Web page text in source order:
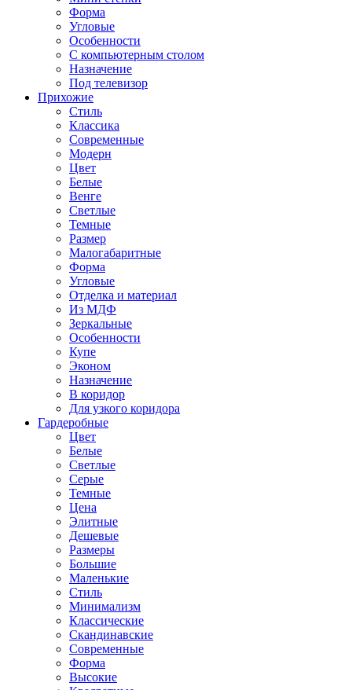
Форма
Угловые
Особенности
С компьютерным столом
Назначение
Под телевизор
Прихожие
Стиль
Классика
Современные
Модерн
Цвет
Белые
Венге
Светлые
Темные
Размер
Малогабаритные
Форма
Угловые
Отделка и материал
Из МДФ
Зеркальные
Особенности
Купе
Эконом
Назначение
В коридор
Для узкого коридора
Гардеробные
Цвет
Белые
Светлые
Серые
Темные
Цена
Элитные
Дешевые
Размеры
Большие
Маленькие
Стиль
Минимализм
Классические
Скандинавские
Современные
Форма
Высокие